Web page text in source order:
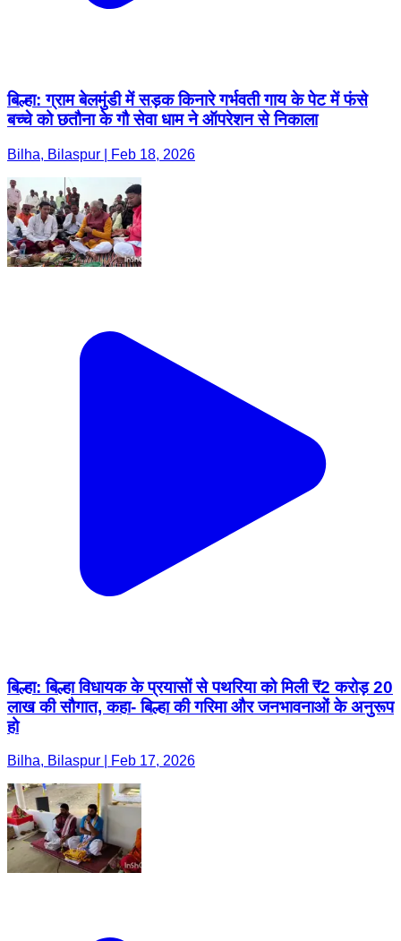
बिल्हा: ग्राम बेलमुंडी में सड़क किनारे गर्भवती गाय के पेट में फंसे
बच्चे को छतौना के गौ सेवा धाम ने ऑपरेशन से निकाला
Bilha, Bilaspur | Feb 18, 2026
बिल्हा: बिल्हा विधायक के प्रयासों से पथरिया को मिली ₹2 करोड़ 20
लाख की सौगात, कहा- बिल्हा की गरिमा और जनभावनाओं के अनुरूप
हो
Bilha, Bilaspur | Feb 17, 2026